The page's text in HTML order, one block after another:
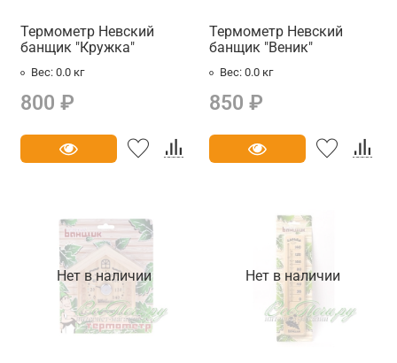
Термометр Невский
банщик "Кружка"
Вес: 0.0 кг
800 ₽
Термометр Невский
банщик "Веник"
Вес: 0.0 кг
850 ₽
Нет в наличии Нет в наличии